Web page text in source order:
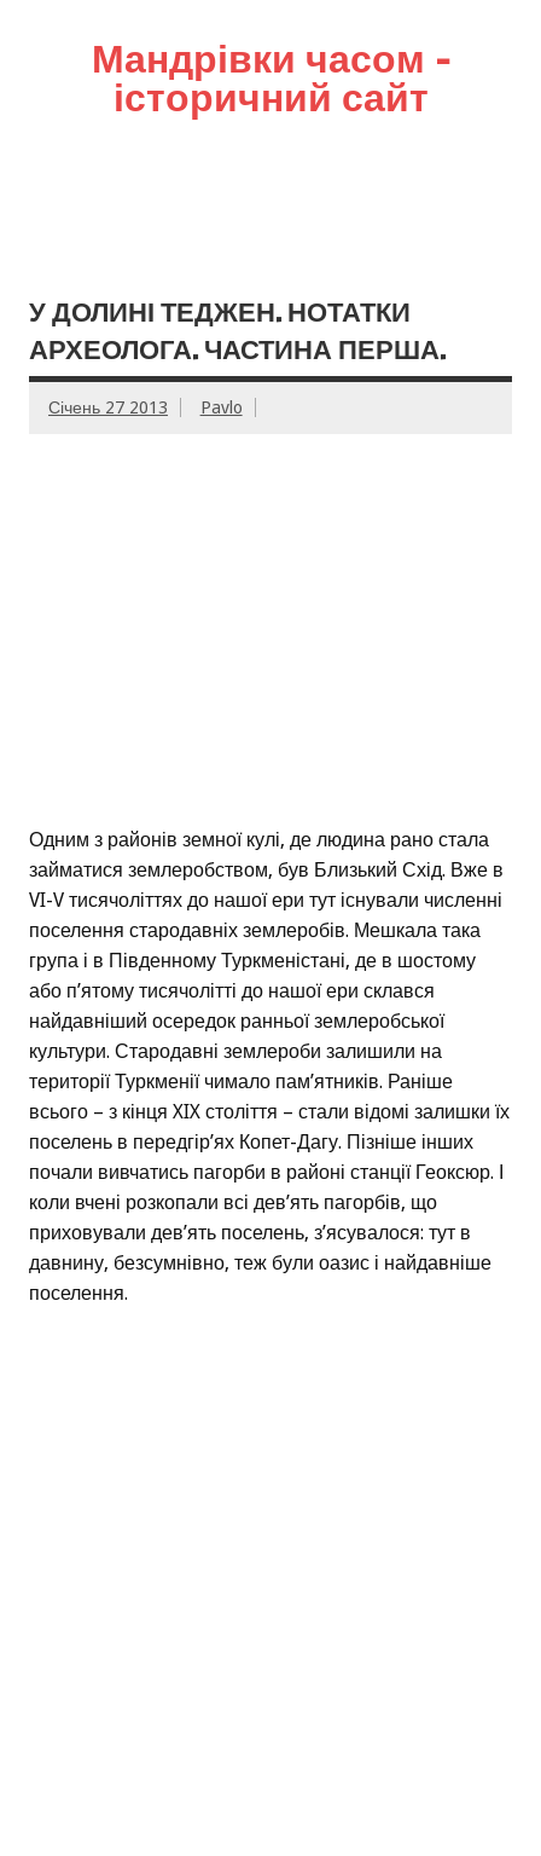
Мандрівки часом –
історичний сайт
У ДОЛИНІ ТЕДЖЕН. НОТАТКИ
АРХЕОЛОГА. ЧАСТИНА ПЕРША.
Січень 27 2013 Pavlo
Одним з районів земної кулі, де людина рано стала
займатися землеробством, був Близький Схід. Вже в
VI-V тисячоліттях до нашої ери тут існували численні
поселення стародавніх землеробів. Мешкала така
група і в Південному Туркменістані, де в шостому
або п’ятому тисячолітті до нашої ери склався
найдавніший осередок ранньої землеробської
культури. Стародавні землероби залишили на
території Туркменії чимало пам’ятників. Раніше
всього – з кінця XIX століття – стали відомі залишки їх
поселень в передгір’ях Копет-Дагу. Пізніше інших
почали вивчатись пагорби в районі станції Геоксюр. І
коли вчені розкопали всі дев’ять пагорбів, що
приховували дев’ять поселень, з’ясувалося: тут в
давнину, безсумнівно, теж були оазис і найдавніше
поселення.